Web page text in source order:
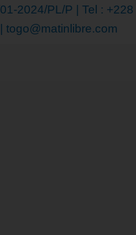
2024/PL/P | Tel : +228
togo@matinlibre.com